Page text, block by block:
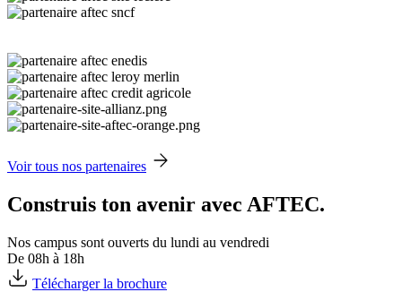
Voir tous nos partenaires
Construis ton avenir avec AFTEC.
Nos campus sont ouverts du lundi au vendredi
De 08h à 18h
Télécharger la brochure